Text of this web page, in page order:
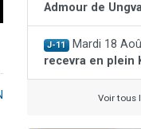
Admour de
J-11 Mardi 18
recevra en plein
Voir tous